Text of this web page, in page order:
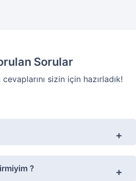
Sorular
sizin için hazırladık!
?